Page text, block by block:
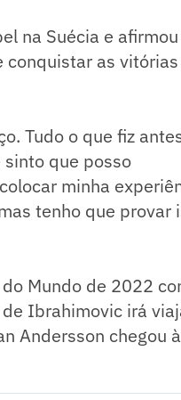
na Suécia e
conquistar as vitórias
Tudo o que fiz
que posso
minha
tenho que provar
Mundo de 2022
Ibrahimovic irá
Andersson chegou